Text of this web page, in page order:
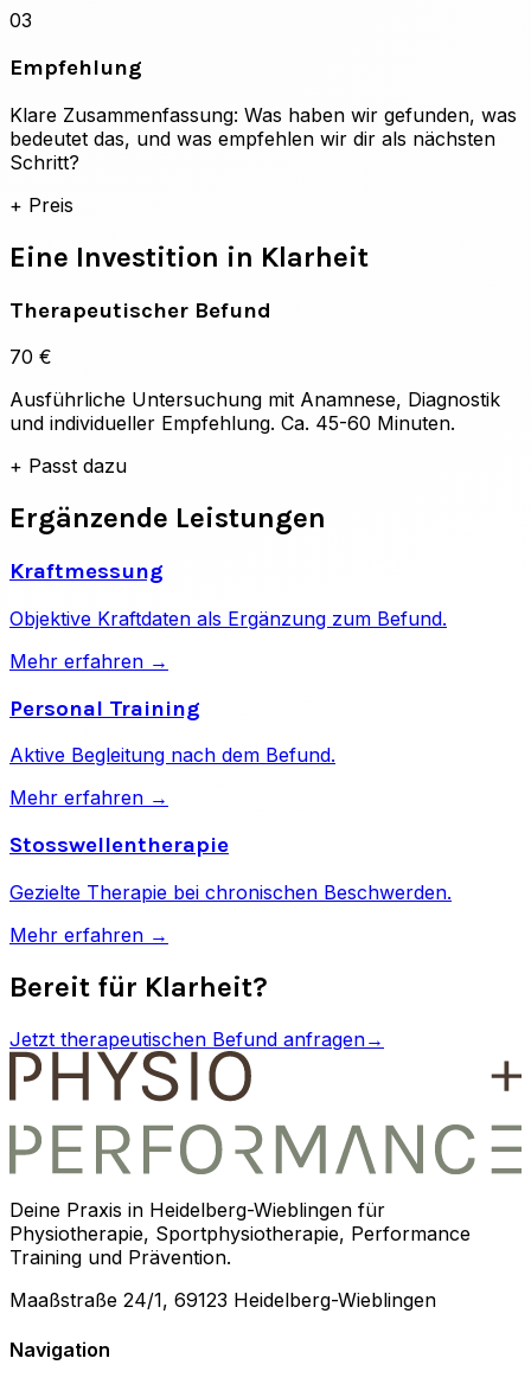
03
Empfehlung
Klare Zusammenfassung: Was haben wir gefunden, was
bedeutet das, und was empfehlen wir dir als nächsten
Schritt?
+ Preis
Eine Investition in Klarheit
Therapeutischer Befund
70 €
Ausführliche Untersuchung mit Anamnese, Diagnostik
und individueller Empfehlung. Ca. 45-60 Minuten.
+ Passt dazu
Ergänzende Leistungen
Kraftmessung
Objektive Kraftdaten als Ergänzung zum Befund.
Mehr erfahren →
Personal Training
Aktive Begleitung nach dem Befund.
Mehr erfahren →
Stosswellentherapie
Gezielte Therapie bei chronischen Beschwerden.
Mehr erfahren →
Bereit für Klarheit?
Jetzt therapeutischen Befund anfragen→
Deine Praxis in Heidelberg-Wieblingen für
Physiotherapie, Sportphysiotherapie, Performance
Training und Prävention.
Maaßstraße 24/1, 69123 Heidelberg-Wieblingen
Navigation